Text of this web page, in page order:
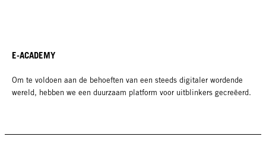
E-ACADEMY
Om te voldoen aan de behoeften van een steeds digitaler wordende
wereld, hebben we een duurzaam platform voor uitblinkers gecreëerd.